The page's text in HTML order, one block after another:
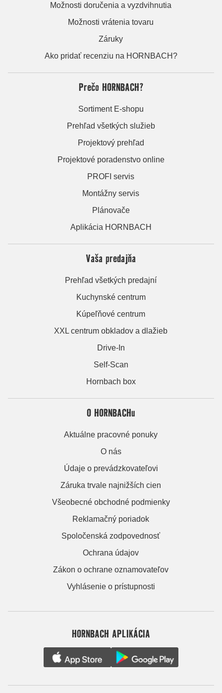
Možnosti doručenia a vyzdvihnutia
Možnosti vrátenia tovaru
Záruky
Ako pridať recenziu na HORNBACH?
Prečo HORNBACH?
Sortiment E-shopu
Prehľad všetkých služieb
Projektový prehľad
Projektové poradenstvo online
PROFI servis
Montážny servis
Plánovače
Aplikácia HORNBACH
Vaša predajňa
Prehľad všetkých predajní
Kuchynské centrum
Kúpeľňové centrum
XXL centrum obkladov a dlažieb
Drive-In
Self-Scan
Hornbach box
O HORNBACHu
Aktuálne pracovné ponuky
O nás
Údaje o prevádzkovateľovi
Záruka trvale najnižších cien
Všeobecné obchodné podmienky
Reklamačný poriadok
Spoločenská zodpovednosť
Ochrana údajov
Zákon o ochrane oznamovateľov
Vyhlásenie o prístupnosti
HORNBACH APLIKÁCIA